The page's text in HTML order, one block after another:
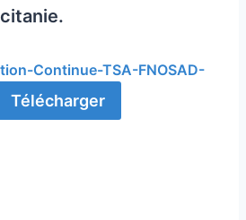
Continue-TSA-FNOSAD-
Télécharger